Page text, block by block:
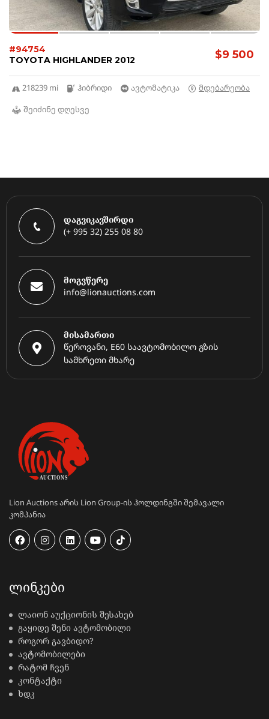
$9 500
#94754
TOYOTA HIGHLANDER 2012
218239 mi ჰიბრიდი ავტომატიკა
მდებარეობა
შეიძინე დღესვე
დაგვიკავშირდი
(+ 995 32) 255 08 80
მოგვწერე
info@lionauctions.com
მისამართი
წეროვანი, E60 საავტომობილო გზის
სამხრეთი მხარე
Lion Auctions არის Lion Group-ის ჰოლდინგში შემავალი
კომპანია
ᲚᲘᲜᲙᲔᲑᲘ
ლაიონ აუქციონის შესახებ
გაყიდე შენი ავტომობილი
როგორ გავბიდო?
ავტომობილები
რატომ ჩვენ
კონტაქტი
ხდკ